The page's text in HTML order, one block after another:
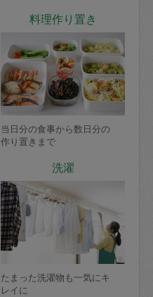
料理作り置き
当日分の食事から数日分の
作り置きまで
洗濯
たまった洗濯物も一気にキ
レイに